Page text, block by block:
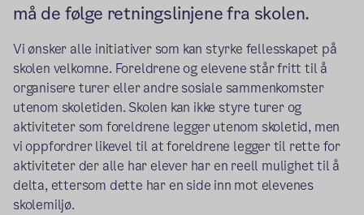
må de følge retningslinjene fra skolen.
Vi ønsker alle initiativer som kan styrke fellesskapet på
skolen velkomne. Foreldrene og elevene står fritt til å
organisere turer eller andre sosiale sammenkomster
utenom skoletiden. Skolen kan ikke styre turer og
aktiviteter som foreldrene legger utenom skoletid, men
vi oppfordrer likevel til at foreldrene legger til rette for
aktiviteter der alle har elever har en reell mulighet til å
delta, ettersom dette har en side inn mot elevenes
skolemiljø.